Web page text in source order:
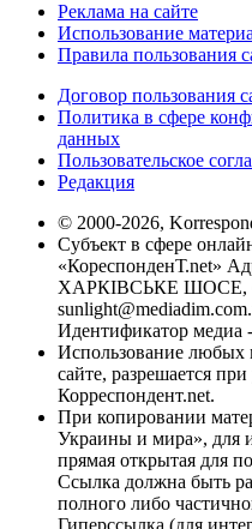
Реклама на сайте
Использование
Правила пользования
Договор пользования
Политика в сфере
данных
Пользовательское
Редакция
© 2000-2026,
Субъект в сфере
«КореспонденТ.net»
ХАРКІВСЬКЕ ШОСЕ,
Идентификатор медиа
Использование любых
сайте, разрешается
Корреспондент.net.
При копировании
Украины и мира», для
прямая открытая для
Ссылка должна быть
полного либо
Гиперссылка (для